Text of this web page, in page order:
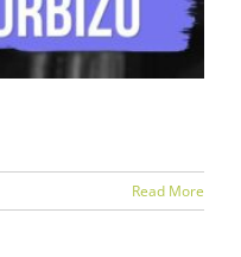
Read More